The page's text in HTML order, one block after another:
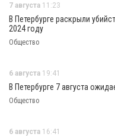
7 августа 11:23
В Петербурге раскрыли
2024 году
Общество
6 августа 19:41
В Петербурге 7 августа
Общество
6 августа 16:41